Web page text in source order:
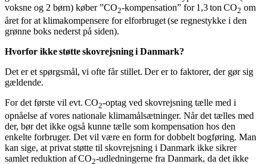
voksne og 2 børn) køber ”CO2-kompensation” for 1,3 ton CO2 om
året for at klimakompensere for elforbruget (se regnestykke i den
grønne boks nederst på siden).
Hvorfor ikke støtte skovrejsning i Danmark?
Det er et spørgsmål, vi ofte får stillet. Der er to faktorer, der gør sig
gældende.
For det første vil evt. CO2-optag ved skovrejsning tælle med i
opnåelse af vores nationale klimamålsætninger. Når det tælles med
der, bør det ikke også kunne tælle som kompensation hos den
enkelte forbruger. Det vil være en form for dobbelt bogføring. Man
kan sige, at privat støtte til skovrejsning i Danmark ikke sikrer
samlet reduktion af CO2-udledningerne fra Danmark, da det ikke